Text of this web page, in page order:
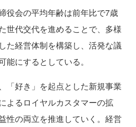
役会の平均年齢は前年比で7歳
世代交代を進めることで、多様
た経営体制を構築し、活発な議
にするとしている。
「好き」を起点とした新規事業
よるロイヤルカスタマーの拡
性の両立を推進していく。経営